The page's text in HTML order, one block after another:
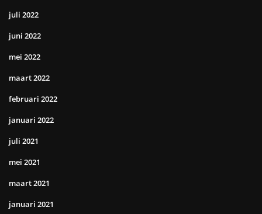
juli 2022
juni 2022
mei 2022
maart 2022
februari 2022
januari 2022
juli 2021
mei 2021
maart 2021
januari 2021